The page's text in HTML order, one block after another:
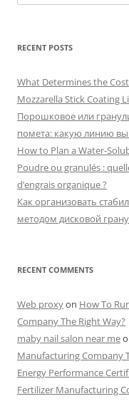
for:
RECENT POSTS
What Determines the
Mozzarella Stick Coating
Порошковое или
помета: какую линию
How to Plan a Water-
Poudre ou granulés :
d’engrais organique ?
Как организовать
методом дисковой
RECENT COMMENTS
Web proxyon How To
Company The Right Way?
maby nail salon near me
Manufacturing Company
Energy Performance
Fertilizer Manufacturing